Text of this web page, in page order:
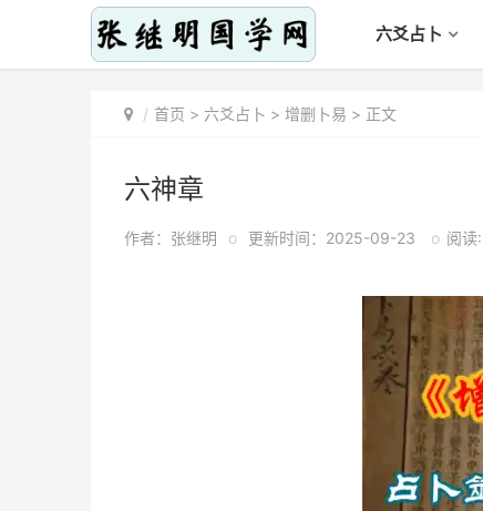
六爻占卜
首页 > 六爻占卜 > 增删卜易 > 正文
六神章
作者：张继明 o 更新时间：2025-09-23 o 阅读